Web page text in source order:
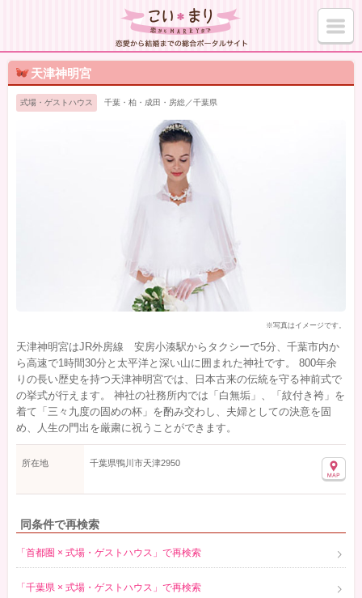
天津神明宮
式場・ゲストハウス 千葉・柏・成田・房総／千葉県
※写真はイメージです。
天津神明宮はJR外房線 安房小湊駅からタクシーで5分、千葉市内か
ら高速で1時間30分と太平洋と深い山に囲まれた神社です。 800年余
りの長い歴史を持つ天津神明宮では、日本古来の伝統を守る神前式で
の挙式が行えます。 神社の社務所内では「白無垢」、「紋付き袴」を
着て「三々九度の固めの杯」を酌み交わし、夫婦としての決意を固
め、人生の門出を厳粛に祝うことができます。
所在地 千葉県鴨川市天津2950
同条件で再検索
「首都圏 × 式場・ゲストハウス」で再検索
「千葉県 × 式場・ゲストハウス」で再検索